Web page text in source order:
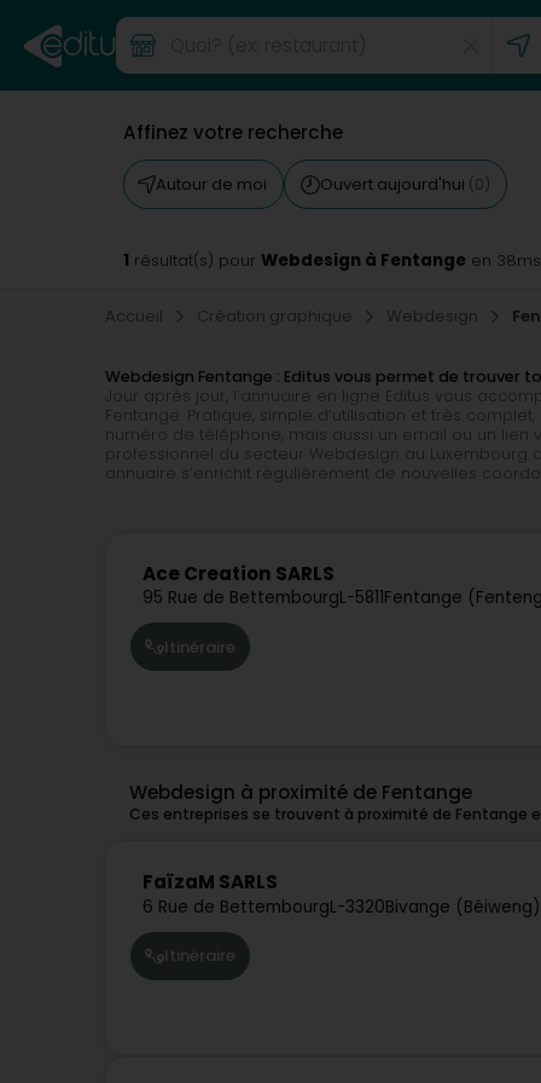
Affinez votre recherche
Autour de moi Ouvert aujourd'hui (0)
1 résultat(s) pour Webdesign à Fentange en 38ms
Accueil Création graphique Webdesign
Webdesign Fentange : Editus vous permet de trouver
Jour après jour, l’annuaire en ligne Editus vous
Fentange. Pratique, simple d’utilisation et très
numéro de téléphone, mais aussi un email ou un
professionnel du secteur Webdesign au Luxembourg
annuaire s’enrichit régulièrement de nouvelles
Ace Creation SARLS
95 Rue de BettembourgL-5811Fentange
Itinéraire
Webdesign à proximité de Fentange
Ces entreprises se trouvent à proximité de Fentange
FaïzaM SARLS
6 Rue de BettembourgL-3320Bivange (Béiweng)
Itinéraire